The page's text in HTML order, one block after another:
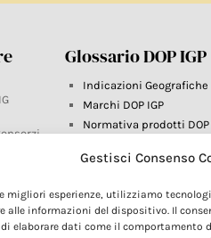
Gestisci Consenso
migliori esperienze, utilizziamo
alle informazioni del dispositivo. Il
elaborare dati come il comportamento
Glossario DOP IGP
Indicazioni Geografiche
Marchi DOP IGP
Normativa prodotti DOP
Farm To Fork e prodotti
Riforma Sistema IG
Turismo DOP